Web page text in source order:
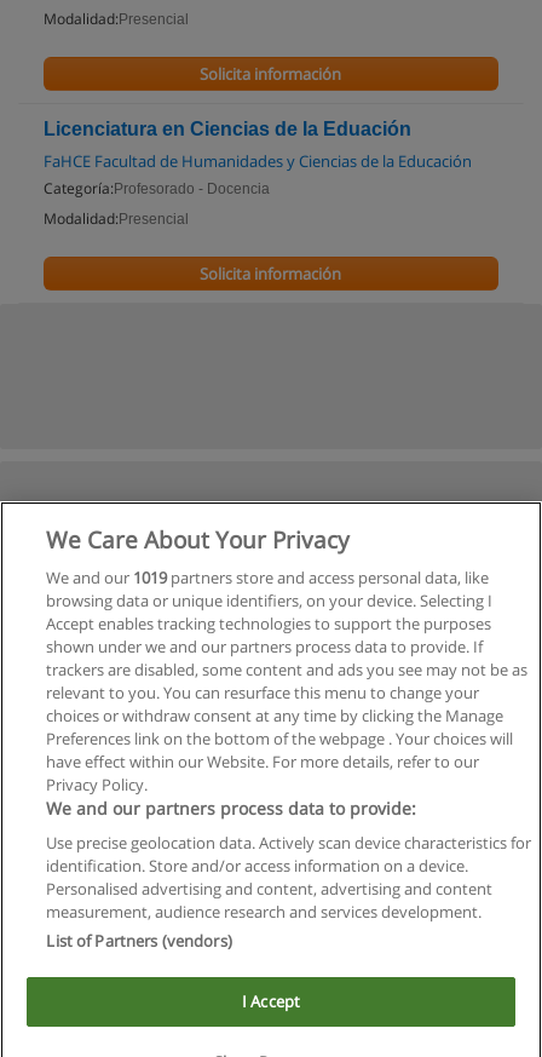
Modalidad: Presencial
Solicita información
Licenciatura en Ciencias de la Eduación
FaHCE Facultad de Humanidades y Ciencias de la Educación
Categoría: Profesorado - Docencia
Modalidad: Presencial
Solicita información
Reglas de uso
Privacidad de datos
Contactar con Educaedu
Copyright © Educaedu Business S.L. - CIF : B-95610580: -
www.educaedu.com.ar
We Care About Your Privacy
We and our 1019partners store and access personal data, like
browsing data or unique identifiers, on your device. Selecting I
Accept enables tracking technologies to support the purposes
shown under we and our partners process data to provide. If
trackers are disabled, some content and ads you see may not be as
relevant to you. You can resurface this menu to change your
choices or withdraw consent at any time by clicking the Manage
Preferences link on the bottom of the webpage . Your choices will
have effect within our Website. For more details, refer to our
Privacy Policy.
We and our partners process data to provide:
Use precise geolocation data. Actively scan device characteristics for
identification. Store and/or access information on a device.
Personalised advertising and content, advertising and content
measurement, audience research and services development.
List of Partners (vendors)
I Accept